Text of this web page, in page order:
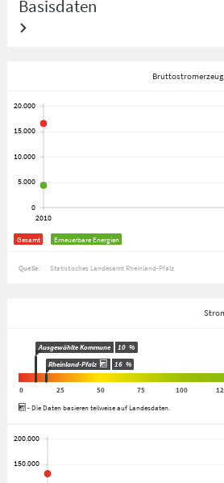
Basisdaten
Gesamt Erneuerbare Energien
Quelle: Statistisches Landesamt Rheinland-Pfalz
Ausgewählte Kommune 10 %
Rheinland-Pfalz
16 %
0 25 50 75 100
- Die Daten basieren teilweise auf Landesdaten.